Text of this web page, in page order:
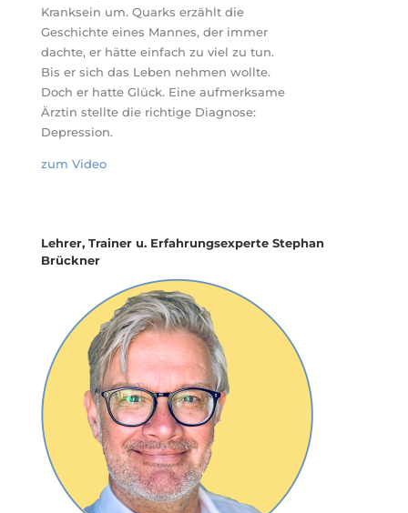
Kranksein um. Quarks erzählt die
Geschichte eines Mannes, der immer
dachte, er hätte einfach zu viel zu tun.
Bis er sich das Leben nehmen wollte.
Doch er hatte Glück. Eine aufmerksame
Ärztin stellte die richtige Diagnose:
Depression.
zum Video
Lehrer, Trainer u. Erfahrungsexperte Stephan
Brückner